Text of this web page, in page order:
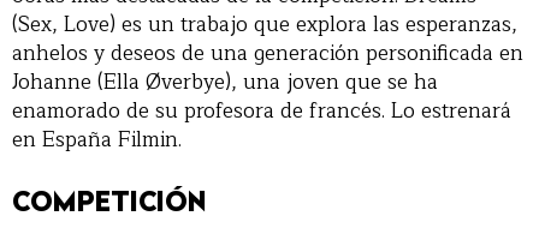
(Sex, Love) es un trabajo que explora las esperanzas,
anhelos y deseos de una generación personificada en
Johanne (Ella Øverbye), una joven que se ha
enamorado de su profesora de francés. Lo estrenará
en España Filmin.
COMPETICIÓN